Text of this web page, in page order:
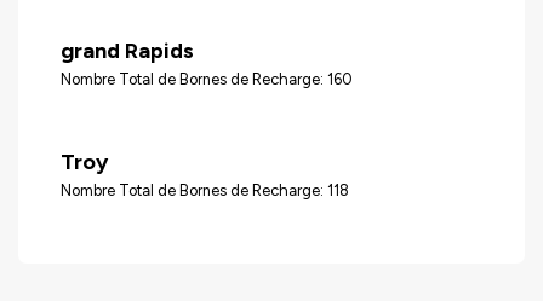
grand Rapids
Nombre Total de Bornes de Recharge: 160
Troy
Nombre Total de Bornes de Recharge: 118